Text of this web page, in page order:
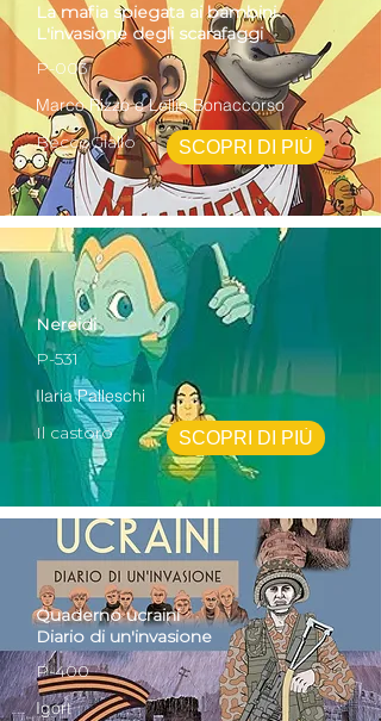
La mafia spiegata ai bambini
L'invasione degli scarafaggi
P-003
Marco Rizzo e Lellio Bonaccorso
BeccoGiallo
SCOPRI DI PIÙ
Nereidi
P-531
Ilaria Palleschi
Il castoro
SCOPRI DI PIÙ
Quaderno ucraini
Diario di un'invasione
P-400
Igort